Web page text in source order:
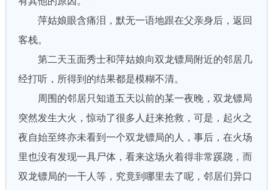
萍姑娘眼含痛泪，默无一语地跟在父亲身后，返回
客栈。
第二天玉面秀士和萍姑娘向双龙镖局附近的邻居几
经打听，所得到的结果都是模糊不清。
周围的邻居只知道五天以前的某一夜晚，双龙镖局
突然发生大火，惊动了很多人赶来抢救，可是，起火之
夜自始至终亦未看到一个双龙镖局的人，事后，在火场
里也没有发现一具尸体，看来这场火着得非常蹊跷，而
双龙镖局的一干人等，究竟到哪里去了呢，邻居们异口